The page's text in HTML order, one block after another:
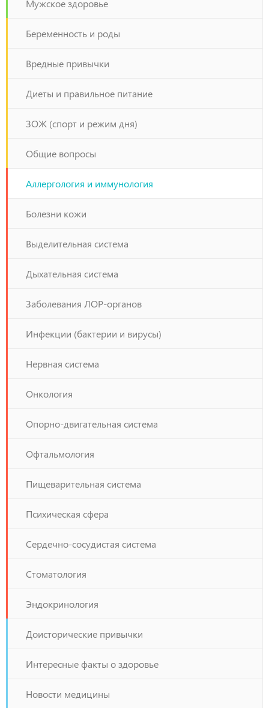
Мужское здоровье
Беременность и роды
Вредные привычки
Диеты и правильное питание
ЗОЖ (спорт и режим дня)
Общие вопросы
Аллергология и иммунология
Болезни кожи
Выделительная система
Дыхательная система
Заболевания ЛОР-органов
Инфекции (бактерии и вирусы)
Нервная система
Онкология
Опорно-двигательная система
Офтальмология
Пищеварительная система
Психическая сфера
Сердечно-сосудистая система
Стоматология
Эндокринология
Доисторические привычки
Интересные факты о здоровье
Новости медицины